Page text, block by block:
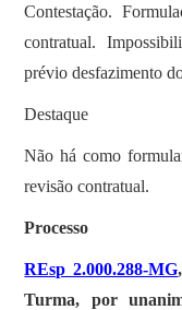
Contestação.
contratual.
prévio desfazimento
Destaque
Não há como
revisão contratual.
Processo
REsp 2.000.288-MG
Turma, por